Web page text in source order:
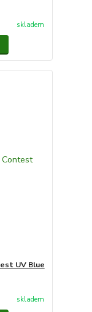
skladem
UV Blue
skladem